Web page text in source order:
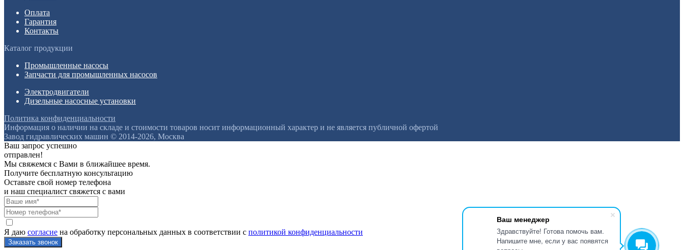
Ваш менеджер
Здравствуйте! Готова помочь вам.
Напишите мне, если у вас появятся
Оплата
Гарантия
Контакты
Каталог продукции
Промышленные насосы
Запчасти для промышленных насосов
Электродвигатели
Дизельные насосные установки
Политика конфиденциальности
Информация о наличии на складе и стоимости товаров носит информационный характер и не является публичной офертой
Завод гидравлических машин © 2014-2026, Москва
Ваш запрос успешно
отправлен!
Мы свяжемся с Вами в ближайшее время.
Получите бесплатную консультацию
Оставьте свой номер телефона
и наш специалист свяжется с вами
Я даю согласие на обработку персональных данных в соответствии с политикой конфиденциальности